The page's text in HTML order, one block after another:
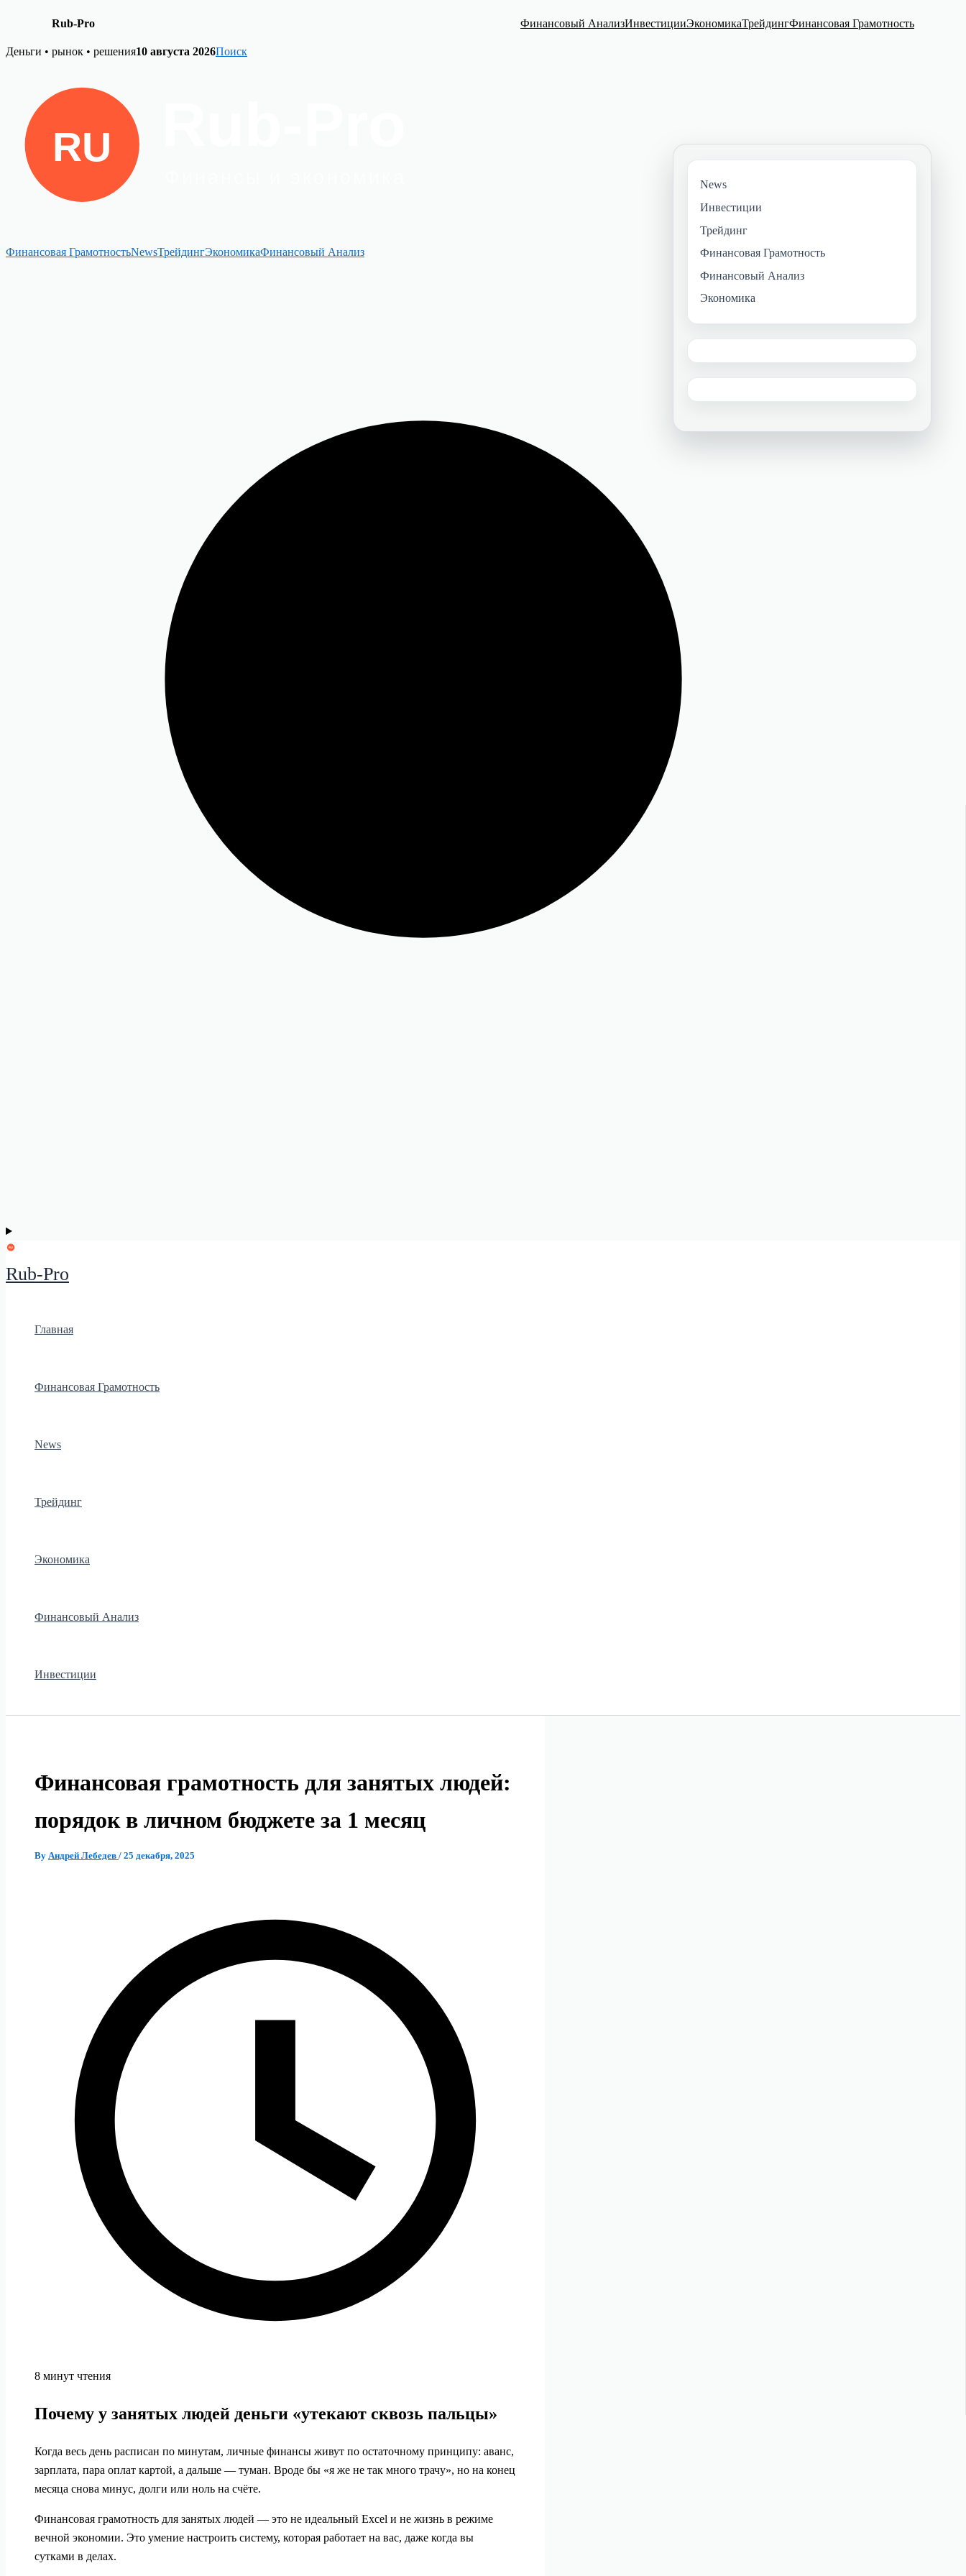
Rub-Pro Финансовый АнализИнвестицииЭкономикаТрейдингФинансовая Грамотность
Skip
Деньги • рынок • решения10 августа 2026Поиск
Финансовая ГрамотностьNewsТрейдингЭкономикаФинансовый Анализ
Rub-Pro
Главная
Финансовая Грамотность
News
Трейдинг
Экономика
Финансовый Анализ
Инвестиции
Финансовая грамотность для занятых людей:
порядок в личном бюджете за 1 месяц
By Андрей Лебедев / 25 декабря, 2025
8 минут чтения
Почему у занятых людей деньги «утекают сквозь пальцы»
Когда весь день расписан по минутам, личные финансы живут по остаточному принципу: аванс,
зарплата, пара оплат картой, а дальше — туман. Вроде бы «я же не так много трачу», но на конец
месяца снова минус, долги или ноль на счёте.
Финансовая грамотность для занятых людей — это не идеальный Excel и не жизнь в режиме
вечной экономии. Это умение настроить систему, которая работает на вас, даже когда вы
сутками в делах.
News
Инвестиции
Трейдинг
Финансовая Грамотность
Финансовый Анализ
Экономика